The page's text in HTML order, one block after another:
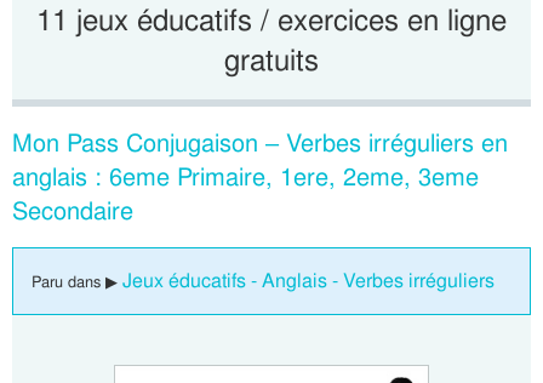
11 jeux éducatifs / exercices en ligne
gratuits
Mon Pass Conjugaison – Verbes irréguliers en
anglais : 6eme Primaire, 1ere, 2eme, 3eme
Secondaire
Paru dans ▶ Jeux éducatifs - Anglais - Verbes irréguliers